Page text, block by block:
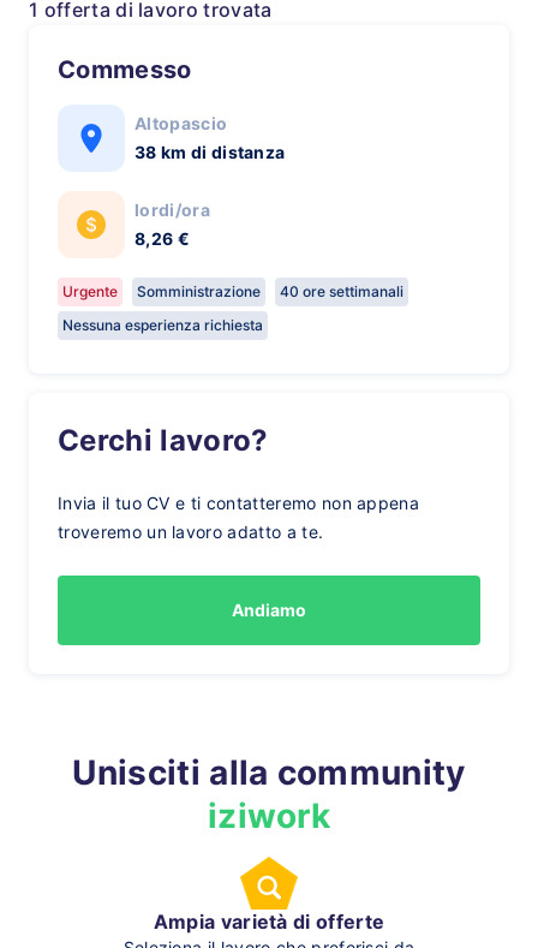
1 offerta di lavoro trovata
Commesso
Altopascio
38 km di distanza
lordi/ora
8,26 €
Urgente Somministrazione
40 ore settimanali
Nessuna esperienza richiesta
Cerchi lavoro?
Invia il tuo CV e ti contatteremo non appena
troveremo un lavoro adatto a te.
Andiamo
Unisciti alla community
iziwork
Ampia varietà di offerte